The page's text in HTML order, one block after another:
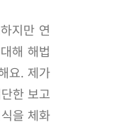
지만 연
해 해법
요. 제가
한 보고
을 체화